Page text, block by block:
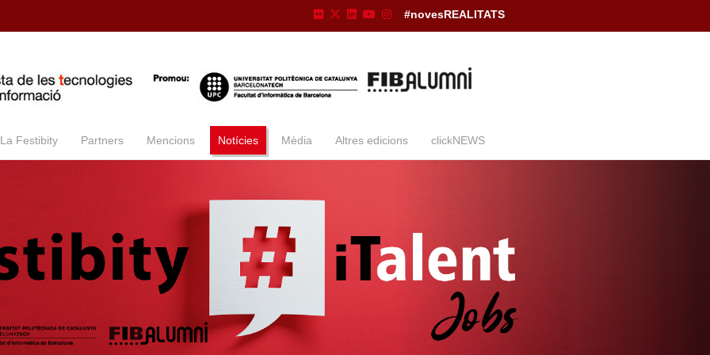
#novesREALITATS
La Festibity Partners Mencions Notícies Mèdia Altres edicions clickNEWS